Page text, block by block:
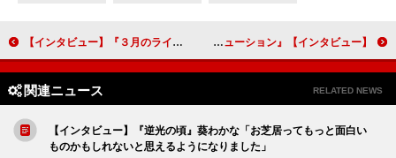
【インタビュー】『３月のライオン』［前編］［後編］神木隆之介「人間・桐山零がこの先どこまで行けるのか楽しみ」大友啓史監督「生きていくために努力している若者が、しかるべきところにたどり着くという話」 【インタビュー】『パーフェクト・レボリューション』リリー・フランキー「この映画自体が日本映画のレボリューション」清野菜名「ずっと前からミツだったという不思議な感覚」
関連ニュース RELATED NEWS
【インタビュー】『逆光の頃』葵わかな「お芝居ってもっと面白い
ものかもしれないと思えるようになりました」